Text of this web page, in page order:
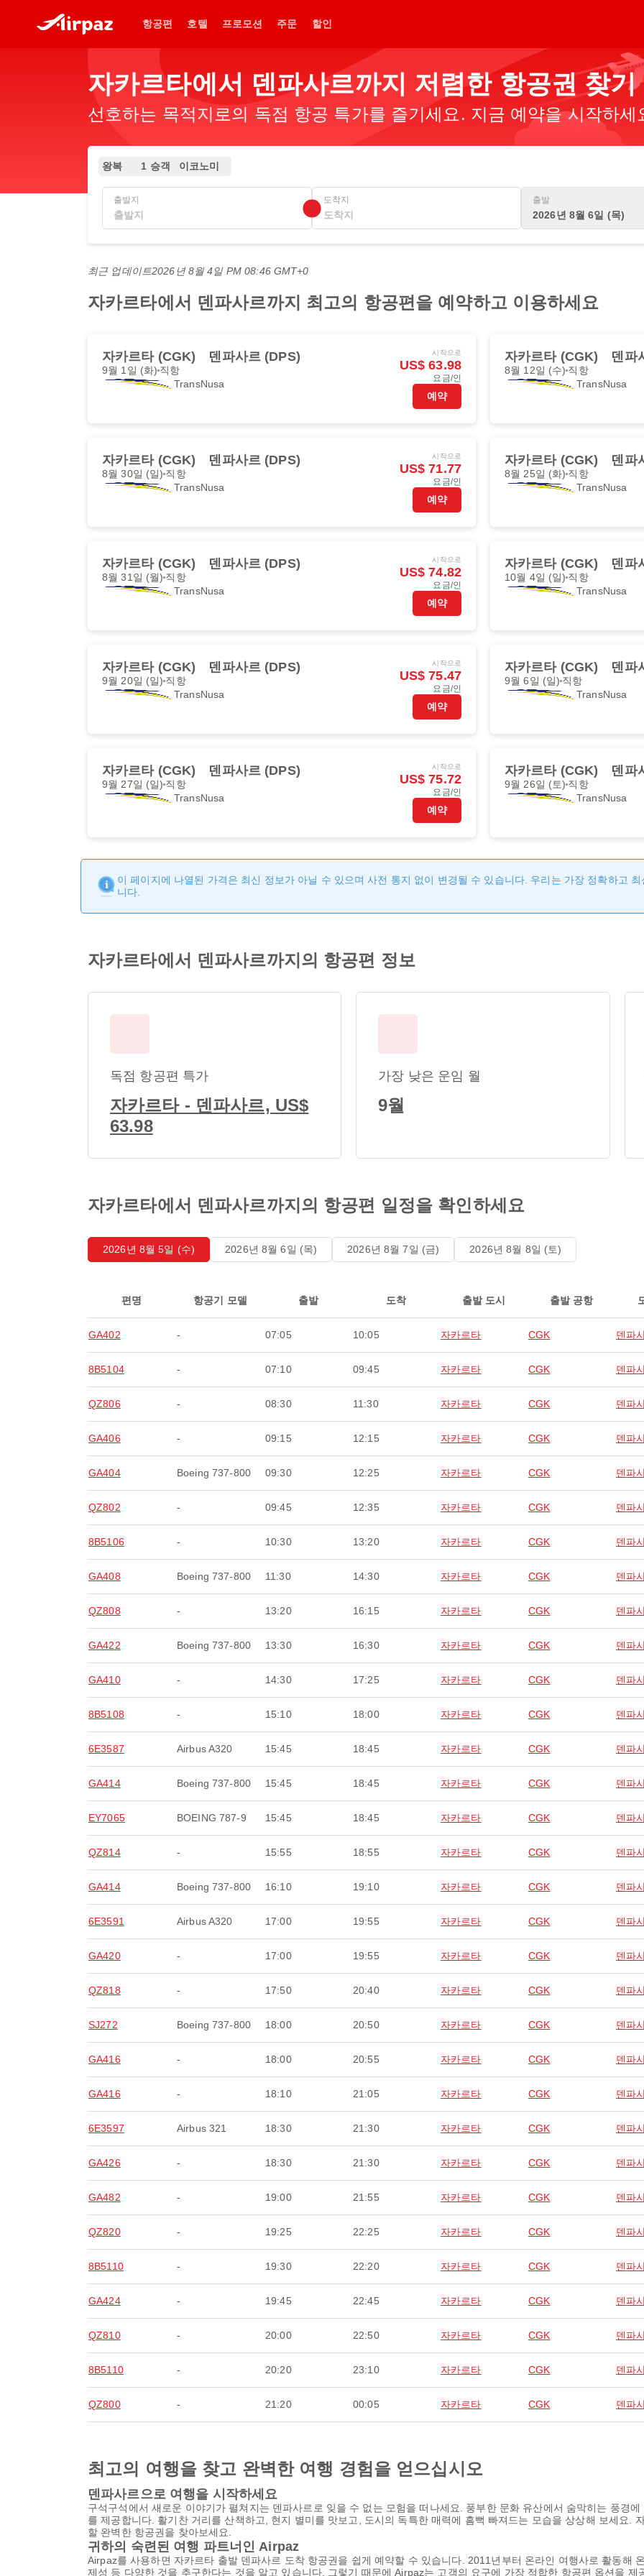
항공편 호텔 프로모션 주문 할인
자카르타에서 덴파사르까지 저렴한 항공권 찾기
선호하는 목적지로의 독점 항공 특가를 즐기세요. 지금 예약을 시작하세
왕복 1 승객 이코노미
출발지 도착지 출발
2026년 8월 6일 (목)
최근 업데이트2026년 8월 4일 PM 08:46 GMT+0
자카르타에서 덴파사르까지 최고의 항공편을 예약하고 이용하세요
자카르타 (CGK) 덴파사르 (DPS)
9월 1일 (화) 직항
TransNusa
시작으로
US$ 63.98
요금/인
예약
자카르타 (CGK) 덴파
8월 12일 (수) 직항
TransNusa
자카르타 (CGK) 덴파사르 (DPS)
8월 30일 (일) 직항
TransNusa
시작으로
US$ 71.77
요금/인
예약
자카르타 (CGK) 덴파
8월 25일 (화) 직항
TransNusa
자카르타 (CGK) 덴파사르 (DPS)
8월 31일 (월) 직항
TransNusa
시작으로
US$ 74.82
요금/인
예약
자카르타 (CGK) 덴파
10월 4일 (일) 직항
TransNusa
자카르타 (CGK) 덴파사르 (DPS)
9월 20일 (일) 직항
TransNusa
시작으로
US$ 75.47
요금/인
예약
자카르타 (CGK) 덴파
9월 6일 (일) 직항
TransNusa
자카르타 (CGK) 덴파사르 (DPS)
9월 27일 (일) 직항
TransNusa
시작으로
US$ 75.72
요금/인
예약
자카르타 (CGK) 덴파
9월 26일 (토) 직항
TransNusa
이 페이지에 나열된 가격은 최신 정보가 아닐 수 있으며 사전 통지 없이 변경될 수 있습니다. 우리는 가장 정확하고
니다.
자카르타에서 덴파사르까지의 항공편 정보
독점 항공편 특가
자카르타 - 덴파사르, US$
63.98
가장 낮은 운임 월
9월
자카르타에서 덴파사르까지의 항공편 일정을 확인하세요
2026년 8월 5일 (수) 2026년 8월 6일 (목) 2026년 8월 7일 (금) 2026년 8월 8일 (토)
편명 항공기 모델 출발 도착 출발 도시 출발 공항
GA402 - 07:05 10:05 자카르타 CGK 덴파
8B5104 - 07:10 09:45 자카르타 CGK 덴파
QZ806 - 08:30 11:30 자카르타 CGK 덴파
GA406 - 09:15 12:15 자카르타 CGK 덴파
GA404 Boeing 737-800 09:30 12:25 자카르타 CGK 덴파
QZ802 - 09:45 12:35 자카르타 CGK 덴파
8B5106 - 10:30 13:20 자카르타 CGK 덴파
GA408 Boeing 737-800 11:30 14:30 자카르타 CGK 덴파
QZ808 - 13:20 16:15 자카르타 CGK 덴파
GA422 Boeing 737-800 13:30 16:30 자카르타 CGK 덴파
GA410 - 14:30 17:25 자카르타 CGK 덴파
8B5108 - 15:10 18:00 자카르타 CGK 덴파
6E3587 Airbus A320 15:45 18:45 자카르타 CGK 덴파
GA414 Boeing 737-800 15:45 18:45 자카르타 CGK 덴파
EY7065 BOEING 787-9 15:45 18:45 자카르타 CGK 덴파
QZ814 - 15:55 18:55 자카르타 CGK 덴파
GA414 Boeing 737-800 16:10 19:10 자카르타 CGK 덴파
6E3591 Airbus A320 17:00 19:55 자카르타 CGK 덴파
GA420 - 17:00 19:55 자카르타 CGK 덴파
QZ818 - 17:50 20:40 자카르타 CGK 덴파
SJ272 Boeing 737-800 18:00 20:50 자카르타 CGK 덴파
GA416 - 18:00 20:55 자카르타 CGK 덴파
GA416 - 18:10 21:05 자카르타 CGK 덴파
6E3597 Airbus 321 18:30 21:30 자카르타 CGK 덴파
GA426 - 18:30 21:30 자카르타 CGK 덴파
GA482 - 19:00 21:55 자카르타 CGK 덴파
QZ820 - 19:25 22:25 자카르타 CGK 덴파
8B5110 - 19:30 22:20 자카르타 CGK 덴파
GA424 - 19:45 22:45 자카르타 CGK 덴파
QZ810 - 20:00 22:50 자카르타 CGK 덴파
8B5110 - 20:20 23:10 자카르타 CGK 덴파
QZ800 - 21:20 00:05 자카르타 CGK 덴파
최고의 여행을 찾고 완벽한 여행 경험을 얻으십시오
덴파사르으로 여행을 시작하세요
구석구석에서 새로운 이야기가 펼쳐지는 덴파사르로 잊을 수 없는 모험을 떠나세요. 풍부한 문화 유산에서 숨막히는 풍경
를 제공합니다. 활기찬 거리를 산책하고, 현지 별미를 맛보고, 도시의 독특한 매력에 흠뻑 빠져드는 모습을 상상해 보세요.
할 완벽한 항공권을 찾아보세요.
귀하의 숙련된 여행 파트너인 Airpaz
Airpaz를 사용하면 자카르타 출발 덴파사르 도착 항공권을 쉽게 예약할 수 있습니다. 2011년부터 온라인 여행사로 활동해
제성 등 다양한 것을 추구한다는 것을 알고 있습니다. 그렇기 때문에 Airpaz는 고객의 요구에 가장 적합한 항공편 옵션을